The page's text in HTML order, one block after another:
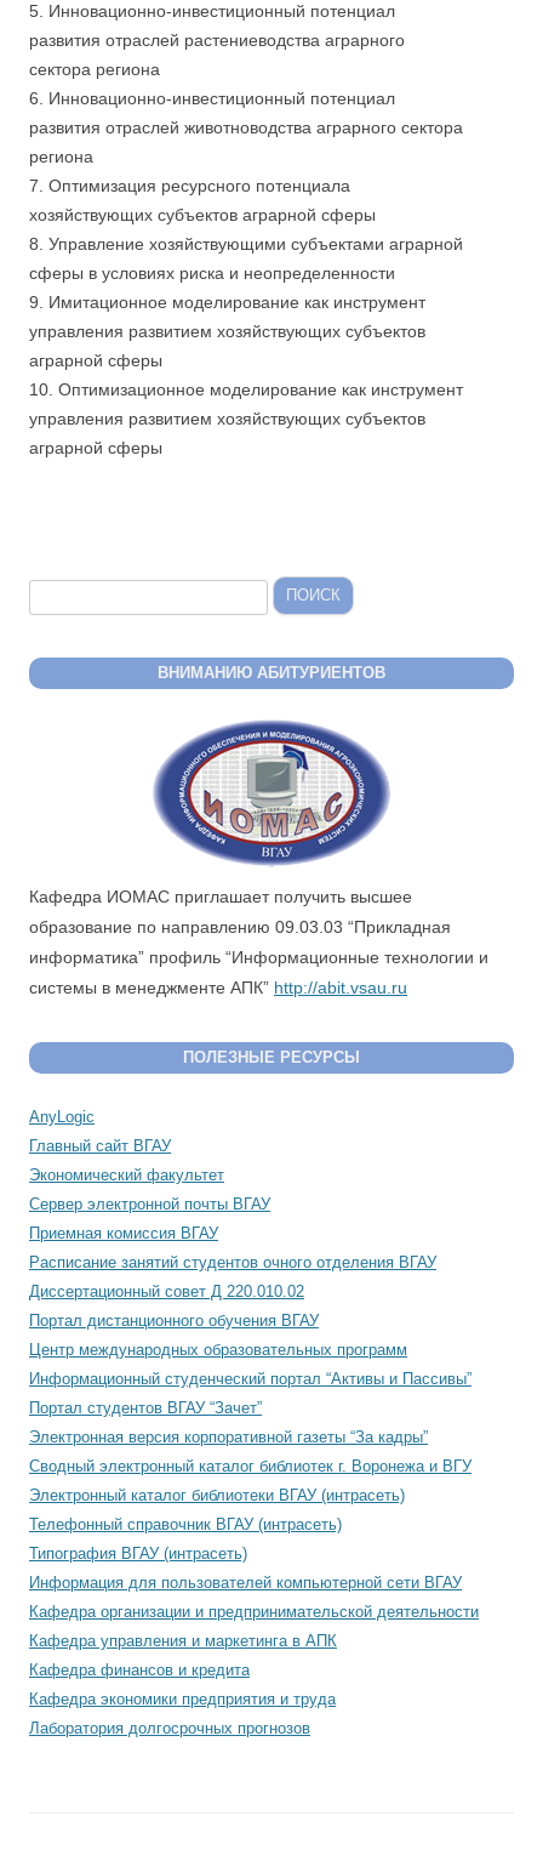
5. Инновационно-инвестиционный потенциал
развития отраслей растениеводства аграрного
сектора региона
6. Инновационно-инвестиционный потенциал
развития отраслей животноводства аграрного сектора
региона
7. Оптимизация ресурсного потенциала
хозяйствующих субъектов аграрной сферы
8. Управление хозяйствующими субъектами аграрной
сферы в условиях риска и неопределенности
9. Имитационное моделирование как инструмент
управления развитием хозяйствующих субъектов
аграрной сферы
10. Оптимизационное моделирование как инструмент
управления развитием хозяйствующих субъектов
аграрной сферы
ВНИМАНИЮ АБИТУРИЕНТОВ
Кафедра ИОМАС приглашает получить высшее
образование по направлению 09.03.03 “Прикладная
информатика” профиль “Информационные технологии и
системы в менеджменте АПК” http://abit.vsau.ru
ПОЛЕЗНЫЕ РЕСУРСЫ
AnyLogic
Главный сайт ВГАУ
Экономический факультет
Сервер электронной почты ВГАУ
Приемная комиссия ВГАУ
Расписание занятий студентов очного отделения ВГАУ
Диссертационный совет Д 220.010.02
Портал дистанционного обучения ВГАУ
Центр международных образовательных программ
Информационный студенческий портал “Активы и Пассивы”
Портал студентов ВГАУ “Зачет”
Электронная версия корпоративной газеты “За кадры”
Сводный электронный каталог библиотек г. Воронежа и ВГУ
Электронный каталог библиотеки ВГАУ (интрасеть)
Телефонный справочник ВГАУ (интрасеть)
Типография ВГАУ (интрасеть)
Информация для пользователей компьютерной сети ВГАУ
Кафедра организации и предпринимательской деятельности
Кафедра управления и маркетинга в АПК
Кафедра финансов и кредита
Кафедра экономики предприятия и труда
Лаборатория долгосрочных прогнозов